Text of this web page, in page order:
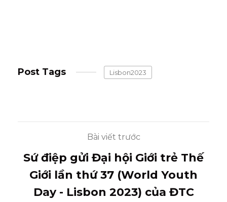
Post Tags Lisbon2023
Bài viết trước
Sứ điệp gửi Đại hội Giới trẻ Thế
Giới lần thứ 37 (World Youth
Day - Lisbon 2023) của ĐTC